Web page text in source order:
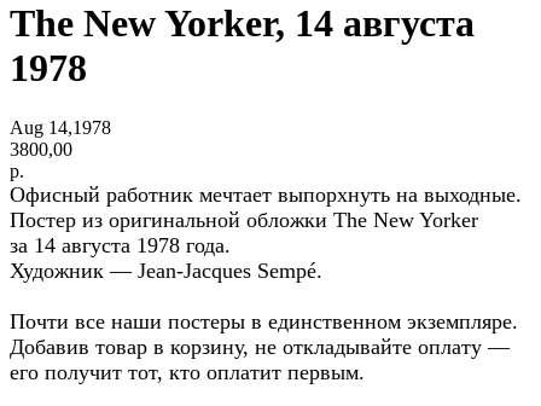
The New Yorker, 14 августа
1978
Aug 14,1978
3800,00
р.
Офисный работник мечтает выпорхнуть на выходные.
Постер из оригинальной обложки The New Yorker
за 14 августа 1978 года.
Художник — Jean-Jacques Sempé.
Почти все наши постеры в единственном экземпляре.
Добавив товар в корзину, не откладывайте оплату —
его получит тот, кто оплатит первым.